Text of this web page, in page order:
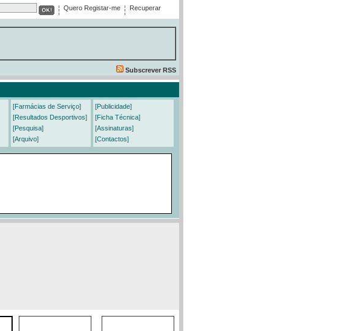
Quero Registar-me
Recuperar
Subscrever RSS
[Farmácias de Serviço]
[Resultados Desportivos]
[Pesquisa]
[Arquivo]
[Publicidade]
[Ficha Técnica]
[Assinaturas]
[Contactos]